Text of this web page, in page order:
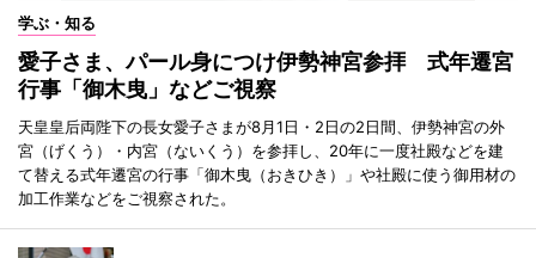
学ぶ・知る
愛子さま、パール身につけ伊勢神宮参拝 式年遷宮
行事「御木曳」などご視察
天皇皇后両陛下の長女愛子さまが8月1日・2日の2日間、伊勢神宮の外
宮（げくう）・内宮（ないくう）を参拝し、20年に一度社殿などを建
て替える式年遷宮の行事「御木曳（おきひき）」や社殿に使う御用材の
加工作業などをご視察された。